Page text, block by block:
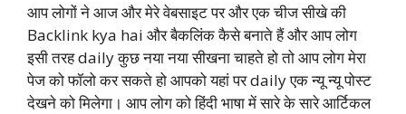
आप लोगों ने आज और मेरे वेबसाइट पर और एक चीज सीखे की
Backlink kya hai और बैकलिंक कैसे बनाते हैं और आप लोग
इसी तरह daily कुछ नया नया सीखना चाहते हो तो आप लोग मेरा
पेज को फॉलो कर सकते हो आपको यहां पर daily एक न्यू न्यू पोस्ट
देखने को मिलेगा। आप लोग को हिंदी भाषा में सारे के सारे आर्टिकल